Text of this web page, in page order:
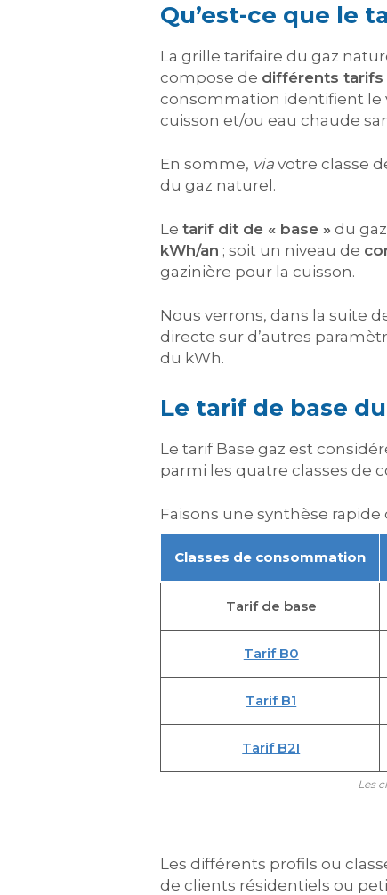
Qu’est-ce que le
La grille tarifaire du gaz
compose de différents tarifs
consommation identifient le
cuisson et/ou eau chaude
En somme, via votre classe
du gaz naturel.
Le tarif dit de « base » du
kWh/an ; soit un niveau de
gazinière pour la cuisson.
Nous verrons, dans la suite
directe sur d’autres
du kWh.
Le tarif de base
Le tarif Base gaz est
parmi les quatre classes de
Faisons une synthèse
Classes de consommation
Tarif de base
Tarif B0
Tarif B1
Tarif B2I
Les
Les différents profils ou
de clients résidentiels ou